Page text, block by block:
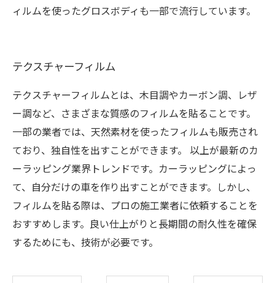
ィルムを使ったグロスボディも一部で流行しています。
テクスチャーフィルム
テクスチャーフィルムとは、木目調やカーボン調、レザ
ー調など、さまざまな質感のフィルムを貼ることです。
一部の業者では、天然素材を使ったフィルムも販売され
ており、独自性を出すことができます。 以上が最新のカ
ーラッピング業界トレンドです。カーラッピングによっ
て、自分だけの車を作り出すことができます。しかし、
フィルムを貼る際は、プロの施工業者に依頼することを
おすすめします。良い仕上がりと長期間の耐久性を確保
するためにも、技術が必要です。